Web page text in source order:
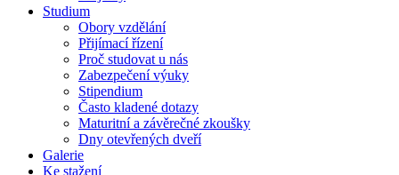
Studium
Obory vzdělání
Přijímací řízení
Proč studovat u nás
Zabezpečení výuky
Stipendium
Často kladené dotazy
Maturitní a závěrečné zkoušky
Dny otevřených dveří
Galerie
Ke stažení